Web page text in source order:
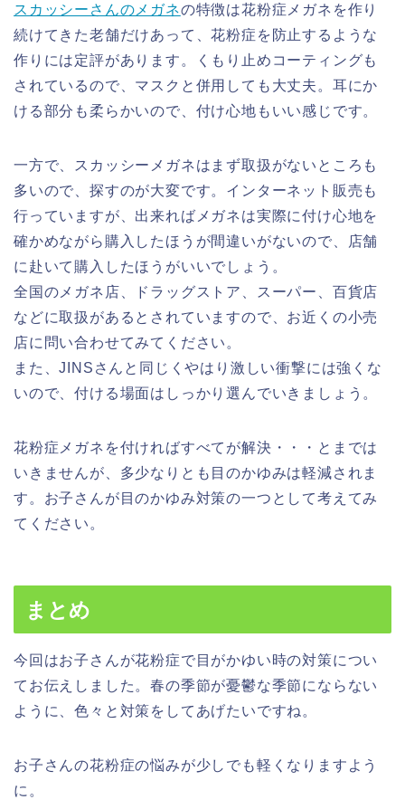
スカッシーさんのメガネの特徴は花粉症メガネを作り
続けてきた老舗だけあって、花粉症を防止するような
作りには定評があります。くもり止めコーティングも
されているので、マスクと併用しても大丈夫。 耳にか
ける部分も柔らかいので、付け心地もいい感じです。
一方で、スカッシーメガネはまず取扱がないところも
多いので、探すのが大変です。インターネット販売も
行っていますが、出来ればメガネは実際に付け心地を
確かめながら購入したほうが間違いがないので、店舗
に赴いて購入したほうがいいでしょう。
全国のメガネ店、ドラッグストア、スーパー、百貨店
などに取扱があるとされていますので、お近くの小売
店に問い合わせてみてください。
また、JINSさんと同じくやはり激しい衝撃には強くな
いので、付ける場面はしっかり選んでいきましょう。
花粉症メガネを付ければすべてが解決・・・とまでは
いきませんが、多少なりとも目のかゆみは軽減されま
す。お子さんが目のかゆみ対策の一つとして考えてみ
てください。
まとめ
今回はお子さんが花粉症で目がかゆい時の対策につい
てお伝えしました。春の季節が憂鬱な季節にならない
ように、色々と対策をしてあげたいですね。
お子さんの花粉症の悩みが少しでも軽くなりますよう
に。